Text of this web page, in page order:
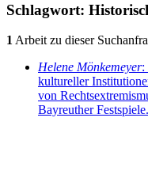
Schlagwort:
1Arbeit zu dieser
Helene Mönkemeyer:
kultureller
von
Bayreuther